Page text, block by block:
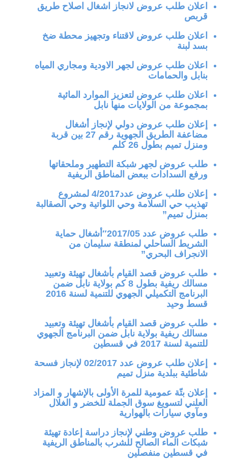
اعلان طلب عروض لانجاز اشغال اصلاح طريق
قربص
اعلان طلب عروض لاقتناء وتجهيز محطة ضخ
بسد لبنة
اعلان طلب عروض لجهر الاودية ومجاري المياه
بنابل والحمامات
اعلان طلب عروض لتعزيز الموارد المائية
بمجموعة من الولايات منها نابل
إعلان طلب عروض دولي لإنجاز أشغال
مضاعفة الطريق الجهوية رقم 27 بين قربة
ومنزل تميم بطول 26 كلم
طلب عروض لجهر شبكة التطهير وملحقاتها
ورفع السدادات ببعض المناطق الريفية
إعلان طلب عروض عدد4/2017 لمشروع
تهذيب حي السلامة وحي اللواتية وحي الصقالبة
بمنزل تميم”
طلب عروض عدد 2017/05″أشغال حماية
الشريط الساحلي لمنطقة سليمان من
الانجراف البحري”
طلب عروض قصد القيام بأشغال تهيئة وتعبيد
مسالك ريفية بطول 8 كم بولاية نابل ضمن
البرنامج التكميلي الجهوي للتنمية لسنة 2016
قسط وحيد
طلب عروض قصد القيام بأشغال تهيئة وتعبيد
مسالك ريفية بولاية نابل ضمن البرنامج الجهوي
للتنمية لسنة 2017 في قسطين
إعلان طلب عروض عدد 02/2017 لإنجاز فسحة
شاطئية ببلدية منزل تميم
إعلان بتّة عمومية للمرة الأولى بالإشهار و المزاد
العلني لتسويغ سوق الجملة للخضر و الغلال
ومآوي سيارات بالهوارية
طلب عروض وطني لإنجاز دراسة إعادة تهيئة
شبكات الماء الصالح للشرب بالمناطق الريفية
في قسطين منفصلين